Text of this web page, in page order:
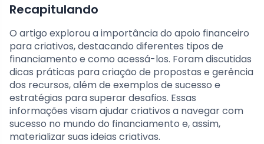
Recapitulando
O artigo explorou a importância do apoio financeiro
para criativos, destacando diferentes tipos de
financiamento e como acessá-los. Foram discutidas
dicas práticas para criação de propostas e gerência
dos recursos, além de exemplos de sucesso e
estratégias para superar desafios. Essas
informações visam ajudar criativos a navegar com
sucesso no mundo do financiamento e, assim,
materializar suas ideias criativas.